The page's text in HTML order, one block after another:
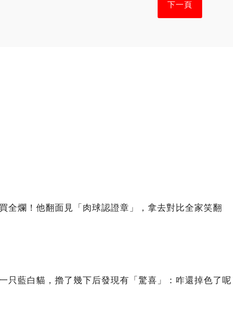
下一頁
全爛！他翻面見「肉球認證章」，拿去對比全家笑翻
只藍白貓，擼了幾下后發現有「驚喜」：咋還掉色了呢